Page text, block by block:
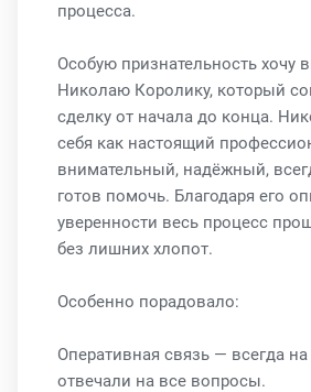
процесса.
Особую признательность хочу
Николаю Королику, который
сделку от начала до конца.
себя как настоящий
внимательный, надёжный,
готов помочь. Благодаря его
уверенности весь процесс
без лишних хлопот.
Особенно порадовало:
Оперативная связь — всегда на
отвечали на все вопросы.